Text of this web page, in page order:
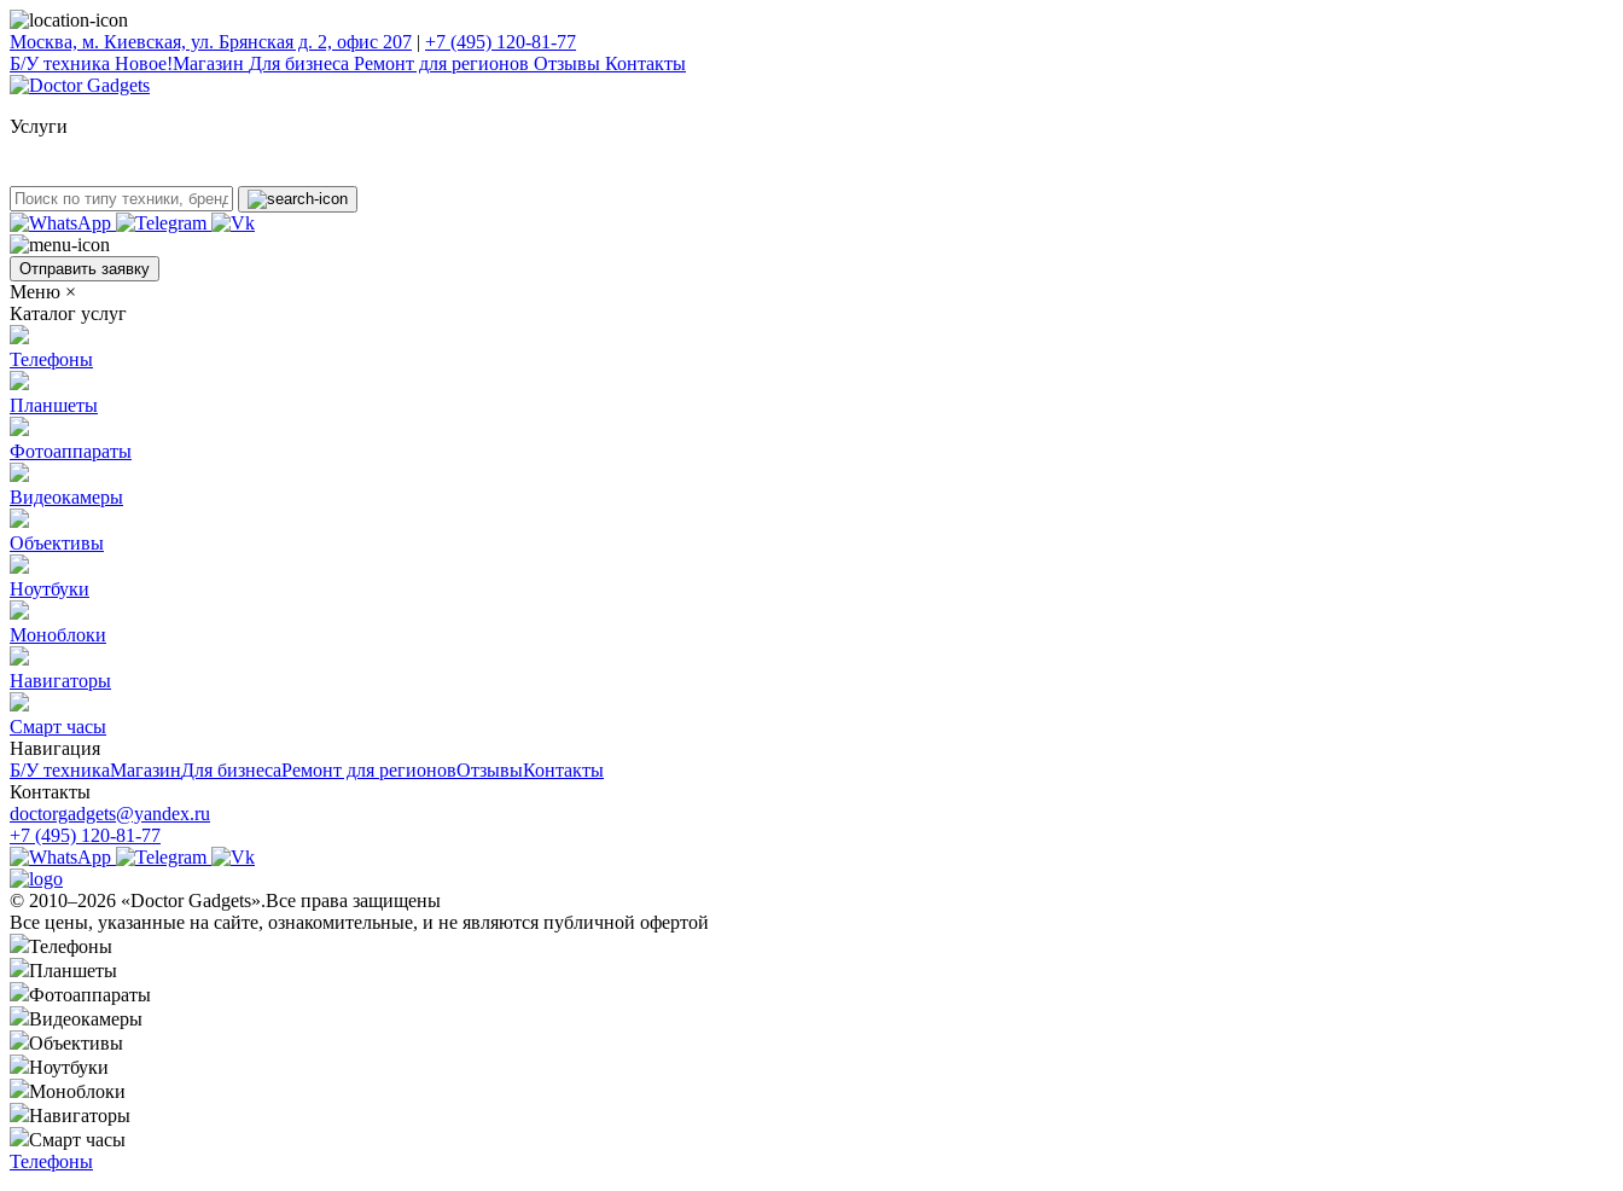
Москва, м. Киевская, ул. Брянская д. 2, офис 207 | +7 (495) 120-81-77
Б/У техникa Новое!Магазин Для бизнеса Ремонт для регионов Отзывы Контакты
Услуги
Отправить заявку
Меню ×
Каталог услуг
Телефоны
Планшеты
Фотоаппараты
Видеокамеры
Объективы
Ноутбуки
Моноблоки
Навигаторы
Смарт часы
Навигация
Б/У техникaМагазинДля бизнесаРемонт для регионовОтзывыКонтакты
Контакты
doctorgadgets@yandex.ru
+7 (495) 120-81-77
© 2010–2026 «Doctor Gadgets».Все права защищены
Все цены, указанные на сайте, ознакомительные, и не являются публичной офертой
Телефоны
Планшеты
Фотоаппараты
Видеокамеры
Объективы
Ноутбуки
Моноблоки
Навигаторы
Смарт часы
Телефоны